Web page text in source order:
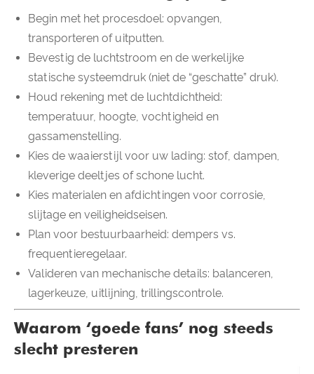
Begin met het procesdoel: opvangen,
transporteren of uitputten.
Bevestig de luchtstroom en de werkelijke
statische systeemdruk (niet de “geschatte” druk).
Houd rekening met de luchtdichtheid:
temperatuur, hoogte, vochtigheid en
gassamenstelling.
Kies de waaierstijl voor uw lading: stof, dampen,
kleverige deeltjes of schone lucht.
Kies materialen en afdichtingen voor corrosie,
slijtage en veiligheidseisen.
Plan voor bestuurbaarheid: dempers vs.
frequentieregelaar.
Valideren van mechanische details: balanceren,
lagerkeuze, uitlijning, trillingscontrole.
Waarom ‘goede fans’ nog steeds
slecht presteren